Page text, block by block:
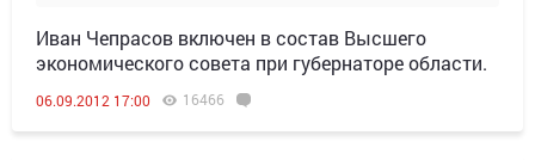
Иван Чепрасов включен в состав Высшего
экономического совета при губернаторе области.
06.09.2012 17:00 16466